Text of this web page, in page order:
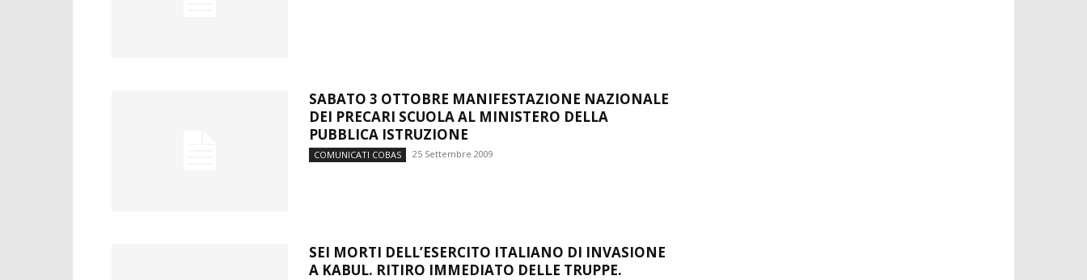
SABATO 3 OTTOBRE MANIFESTAZIONE NAZIONALE
DEI PRECARI SCUOLA AL MINISTERO DELLA
PUBBLICA ISTRUZIONE
COMUNICATI COBAS 25 Settembre 2009
SEI MORTI DELL’ESERCITO ITALIANO DI INVASIONE
A KABUL. RITIRO IMMEDIATO DELLE TRUPPE.